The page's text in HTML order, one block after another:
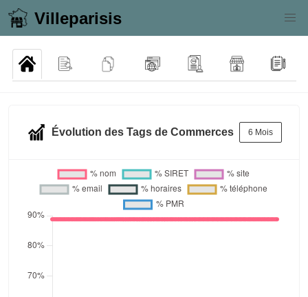
Villeparisis
Évolution des Tags de Commerces 6 Mois